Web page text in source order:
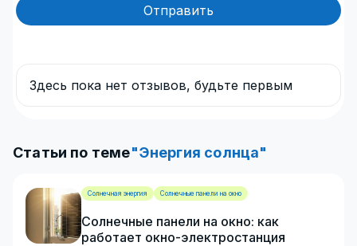
Отправить
Здесь пока нет отзывов, будьте первым
Статьи по теме"Энергия солнца"
Солнечная энергия Солнечные панели на окно
Солнечные панели на окно: как
работает окно-электростанция